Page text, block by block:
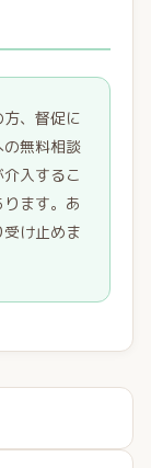
、督促に
無料相談
入するこ
ます。あ
け止めま